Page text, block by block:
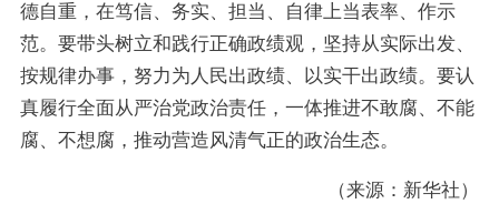
德自重，在笃信、务实、担当、自律上当表率、作示
范。要带头树立和践行正确政绩观，坚持从实际出发、
按规律办事，努力为人民出政绩、以实干出政绩。要认
真履行全面从严治党政治责任，一体推进不敢腐、不能
腐、不想腐，推动营造风清气正的政治生态。
（来源：新华社）